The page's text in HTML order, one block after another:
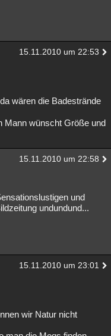
15.11.2010 um 22:53
wären die Badestrände
Mann wünscht Größe und
15.11.2010 um 22:58
und
undundund...
15.11.2010 um 23:01
wir Natur nicht